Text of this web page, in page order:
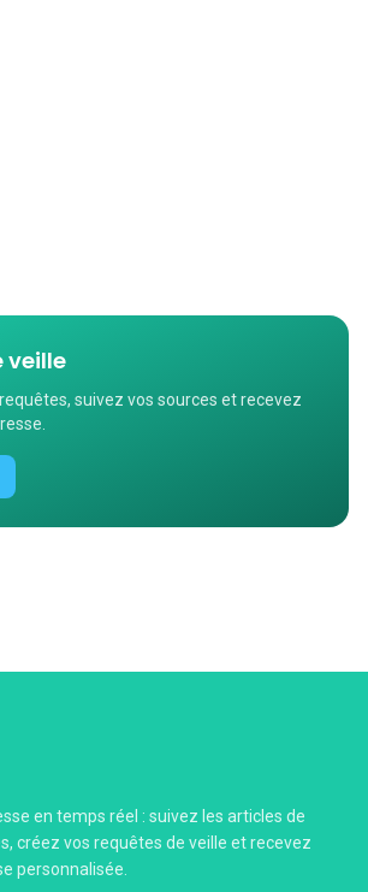
veille
suivez vos sources et recevez
en temps réel : suivez les articles de
créez vos requêtes de veille et recevez
personnalisée.